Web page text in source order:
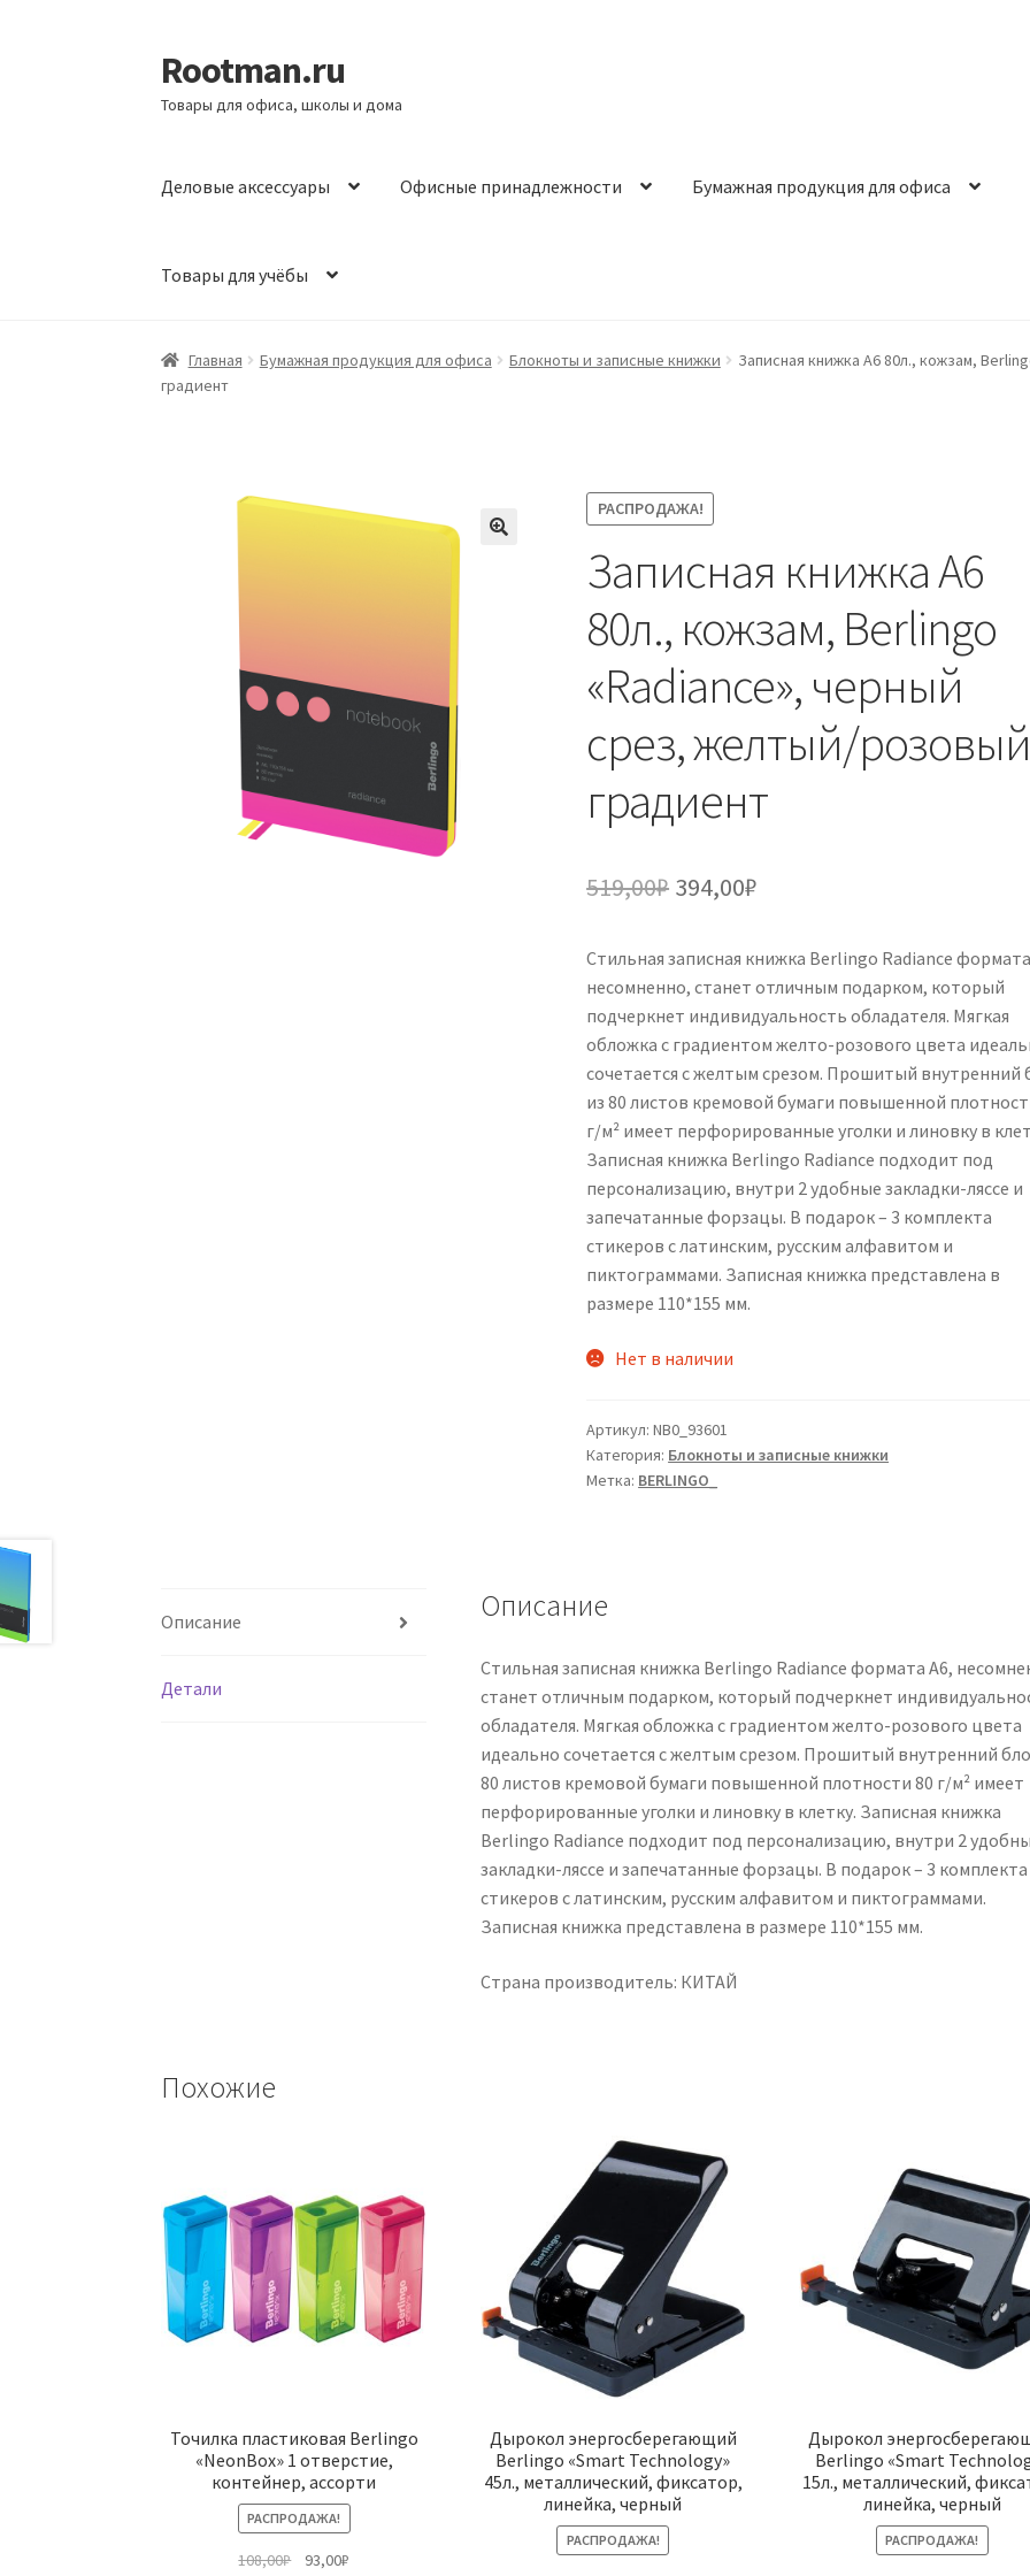
Перейти
к
навигации
Перейти
к
содержимому
Rootman.ru
Товары для офиса, школы и дома
Деловые аксессуары Офисные принадлежности Бумажная продукция для офиса
Товары для учёбы
Главная Бумажная продукция для офиса Блокноты и записные книжки
Записная книжка А6 80л., кожзам,
градиент
РАСПРОДАЖА!
Записная книжка А6
80л., кожзам, Berlingo
«Radiance», черный
срез, желтый/розовый
градиент
519,00₽ Первоначальная
составляла
519,00₽.
394,00₽
394,00₽.
Стильная записная книжка Berlingo Radiance
несомненно, станет отличным подарком, который
подчеркнет индивидуальность обладателя. Мягкая
обложка с градиентом желто-розового цвета
сочетается с желтым срезом. Прошитый внутренний
из 80 листов кремовой бумаги повышенной
г/м² имеет перфорированные уголки и линовку в
Записная книжка Berlingo Radiance подходит под
персонализацию, внутри 2 удобные закладки-ляссе и
запечатанные форзацы. В подарок – 3 комплекта
стикеров с латинским, русским алфавитом и
пиктограммами. Записная книжка представлена в
размере 110*155 мм.
Нет в наличии
Артикул:NB0_93601
Категория: Блокноты и записные книжки
Метка: BERLINGO_
Описание
Детали
Описание
Стильная записная книжка Berlingo Radiance формата А6,
станет отличным подарком, который подчеркнет
обладателя. Мягкая обложка с градиентом желто-розового цвета
идеально сочетается с желтым срезом. Прошитый внутренний
80 листов кремовой бумаги повышенной плотности 80 г/м² имеет
перфорированные уголки и линовку в клетку. Записная книжка
Berlingo Radiance подходит под персонализацию, внутри 2
закладки-ляссе и запечатанные форзацы. В подарок – 3 комплекта
стикеров с латинским, русским алфавитом и пиктограммами.
Записная книжка представлена в размере 110*155 мм.
Страна производитель: КИТАЙ
Похожие
Точилка пластиковая Berlingo
«NeonBox» 1 отверстие,
контейнер, ассорти
РАСПРОДАЖА!
108,00₽
Первоначальная
93,00₽Текущая
Дырокол энергосберегающий
Berlingo «Smart Technology»
45л., металлический, фиксатор,
линейка, черный
РАСПРОДАЖА!
Дырокол
Berlingo «Smart
15л., металлический,
линейка, черный
РАСПРОДАЖА!